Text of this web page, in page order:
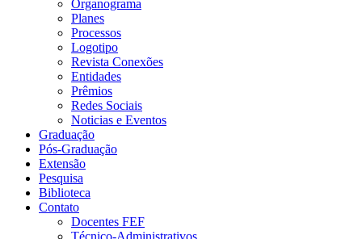
Organograma
Planes
Processos
Logotipo
Revista Conexões
Entidades
Prêmios
Redes Sociais
Noticias e Eventos
Graduação
Pós-Graduação
Extensão
Pesquisa
Biblioteca
Contato
Docentes FEF
Técnico-Administrativos